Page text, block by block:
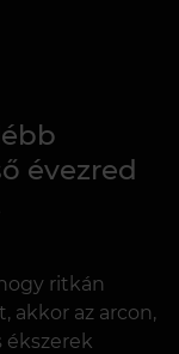
évezred
ritkán
akkor az arcon,
ékszerek